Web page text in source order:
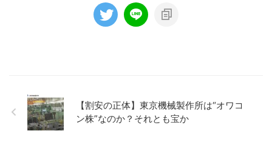
【割安の正体】東京機械製作所は“オワコ
ン株”なのか？それとも宝か